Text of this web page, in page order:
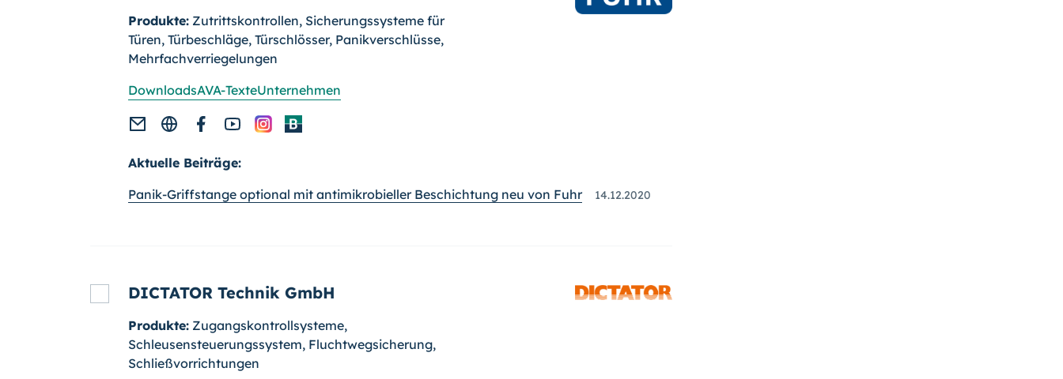
Produkte: Zutrittskontrollen, Sicherungssysteme für
Türen, Türbeschläge, Türschlösser, Panikverschlüsse,
Mehrfachverriegelungen
DownloadsAVA-TexteUnternehmen
Aktuelle Beiträge:
Panik-Griffstange optional mit antimikrobieller Beschichtung neu von Fuhr
14.12.2020
DICTATOR Technik GmbH
Produkte: Zugangskontrollsysteme,
Schleusensteuerungssystem, Flucht­wegsicherung,
Schließvorrichtungen